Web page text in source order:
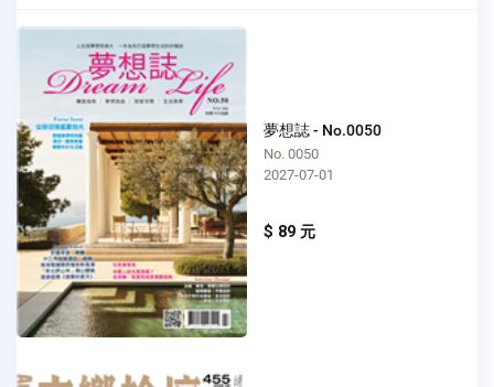
夢想誌 - No.0050
No. 0050
2027-07-01
$ 89 元